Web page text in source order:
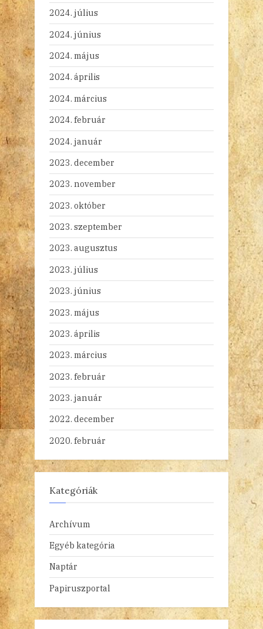
2024. július
2024. június
2024. május
2024. április
2024. március
2024. február
2024. január
2023. december
2023. november
2023. október
2023. szeptember
2023. augusztus
2023. július
2023. június
2023. május
2023. április
2023. március
2023. február
2023. január
2022. december
2020. február
Kategóriák
Archívum
Egyéb kategória
Naptár
Papiruszportal